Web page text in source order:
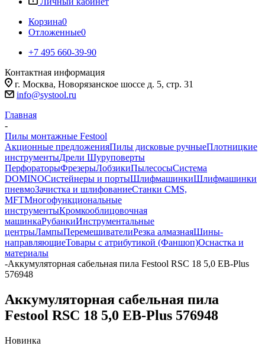
Корзина0
Отложенные0
+7 495 660-39-90
Контактная информация
г. Москва, Новорязанское шоссе д. 5, стр. 31
info@systool.ru
Главная
-
Пилы монтажные Festool
Акционные предложенияПилы дисковые ручныеПлотницкие
инструментыДрели Шуруповерты
ПерфораторыФрезерыЛобзикиПылесосыСистема
DOMINOСистейнеры и портыШлифмашинкиШлифмашинки
пневмоЗачистка и шлифованиеСтанки CMS,
MFTМногофункциональные
инструментыКромкооблицовочная
машинкаРубанкиИнструментальные
центрыЛампыПеремешивателиРезка алмазнаяШины-
направляющиеТовары с атрибутикой (Фаншоп)Оснастка и
материалы
-Аккумуляторная сабельная пила Festool RSC 18 5,0 EB-Plus
576948
Аккумуляторная сабельная пила
Festool RSC 18 5,0 EB-Plus 576948
Новинка